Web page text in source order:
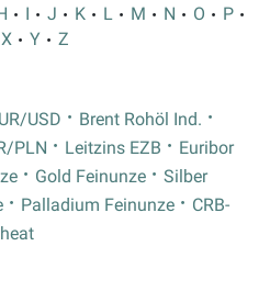
I J K L M N O
P
X Y Z
USD
Brent Rohöl Ind.
PLN Leitzins EZB
Euribor
Gold Feinunze
Silber
Palladium Feinunze
CRB-